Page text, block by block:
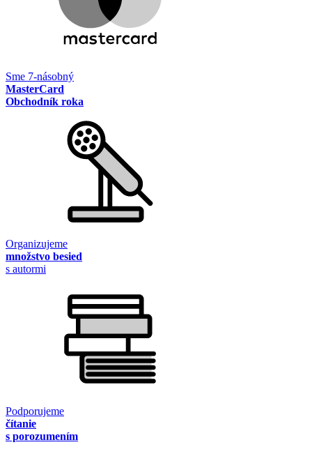
Sme 7-násobný
MasterCard
Obchodník roka
Organizujeme
množstvo besied
s autormi
Podporujeme
čítanie
s porozumením